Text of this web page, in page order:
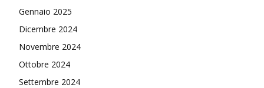
Gennaio 2025
Dicembre 2024
Novembre 2024
Ottobre 2024
Settembre 2024